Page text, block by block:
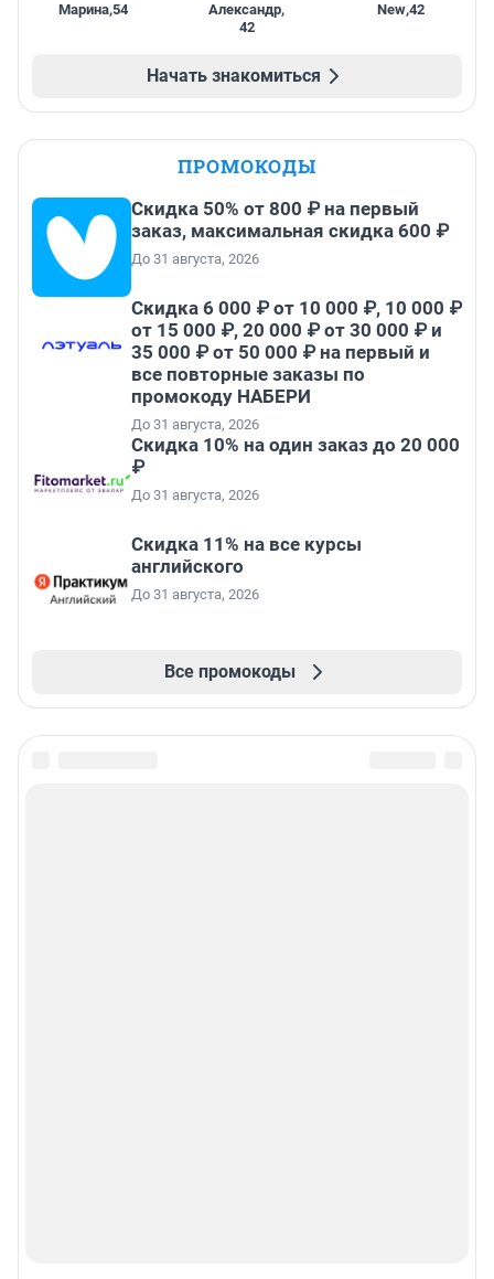
Марина,54 Александр,
42
New,42
Начать знакомиться
ПРОМОКОДЫ
Скидка 50% от 800 ₽ на первый
заказ, максимальная скидка 600 ₽
До 31 августа, 2026
Скидка 6 000 ₽ от 10 000 ₽, 10 000 ₽
от 15 000 ₽, 20 000 ₽ от 30 000 ₽ и
35 000 ₽ от 50 000 ₽ на первый и
все повторные заказы по
промокоду НАБЕРИ
До 31 августа, 2026
Скидка 10% на один заказ до 20 000
₽
До 31 августа, 2026
Скидка 11% на все курсы
английского
До 31 августа, 2026
Все промокоды